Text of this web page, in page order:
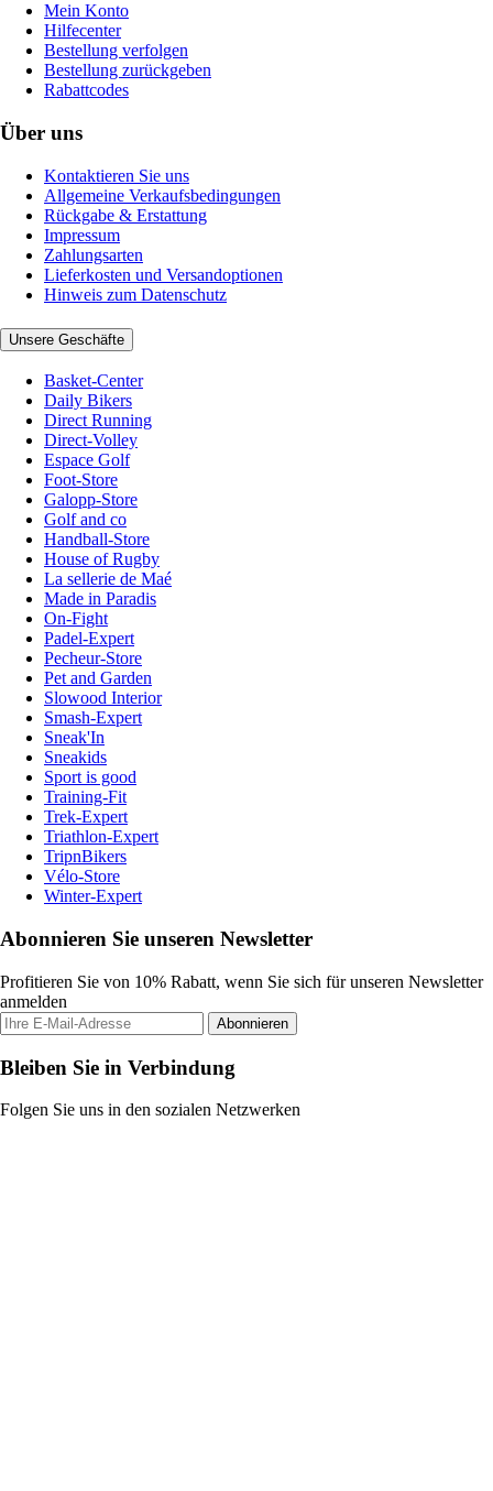
Mein Konto
Hilfecenter
Bestellung verfolgen
Bestellung zurückgeben
Rabattcodes
Über uns
Kontaktieren Sie uns
Allgemeine Verkaufsbedingungen
Rückgabe & Erstattung
Impressum
Zahlungsarten
Lieferkosten und Versandoptionen
Hinweis zum Datenschutz
Unsere Geschäfte
Basket-Center
Daily Bikers
Direct Running
Direct-Volley
Espace Golf
Foot-Store
Galopp-Store
Golf and co
Handball-Store
House of Rugby
La sellerie de Maé
Made in Paradis
On-Fight
Padel-Expert
Pecheur-Store
Pet and Garden
Slowood Interior
Smash-Expert
Sneak'In
Sneakids
Sport is good
Training-Fit
Trek-Expert
Triathlon-Expert
TripnBikers
Vélo-Store
Winter-Expert
Abonnieren Sie unseren Newsletter
Profitieren Sie von 10% Rabatt, wenn Sie sich für unseren Newsletter
anmelden
Abonnieren
Bleiben Sie in Verbindung
Folgen Sie uns in den sozialen Netzwerken